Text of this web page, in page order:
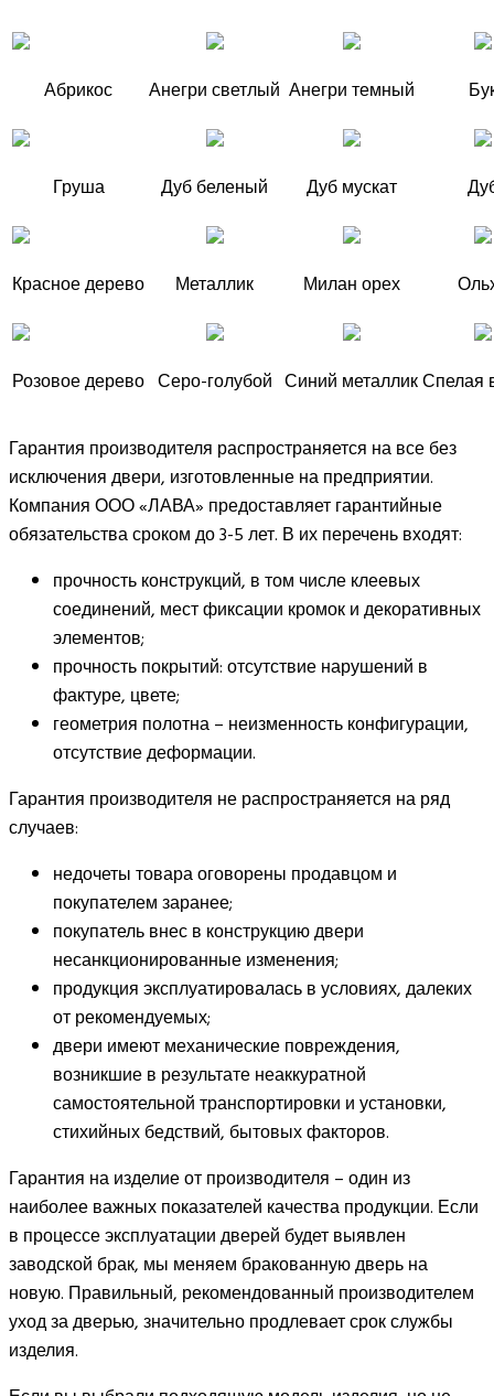
Абрикос Анегри светлый Анегри темный
Груша Дуб беленый Дуб мускат
Красное дерево Металлик Милан орех
Розовое дерево Серо-голубой Синий металликСпелая
Гарантия производителя распространяется на все без
исключения двери, изготовленные на предприятии.
Компания ООО «ЛАВА» предоставляет гарантийные
обязательства сроком до 3-5 лет. В их перечень входят:
прочность конструкций, в том числе клеевых
соединений, мест фиксации кромок и декоративных
элементов;
прочность покрытий: отсутствие нарушений в
фактуре, цвете;
геометрия полотна – неизменность конфигурации,
отсутствие деформации.
Гарантия производителя не распространяется на ряд
случаев:
недочеты товара оговорены продавцом и
покупателем заранее;
покупатель внес в конструкцию двери
несанкционированные изменения;
продукция эксплуатировалась в условиях, далеких
от рекомендуемых;
двери имеют механические повреждения,
возникшие в результате неаккуратной
самостоятельной транспортировки и установки,
стихийных бедствий, бытовых факторов.
Гарантия на изделие от производителя – один из
наиболее важных показателей качества продукции. Если
в процессе эксплуатации дверей будет выявлен
заводской брак, мы меняем бракованную дверь на
новую. Правильный, рекомендованный производителем
уход за дверью, значительно продлевает срок службы
изделия.